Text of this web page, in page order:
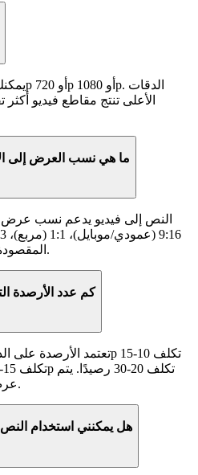
الأعلى تنتج مقاطع فيديو
ما هي نسب العرض إلى
المقصودة أو حالة الاستخدام الخاصة بك.
كم عدد الأرصدة
عرض التكلفة الدقيقة قبل الإنشاء.
هل يمكنني استخدام النص